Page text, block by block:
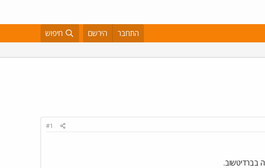
התחבר הירשם חיפוש
#1